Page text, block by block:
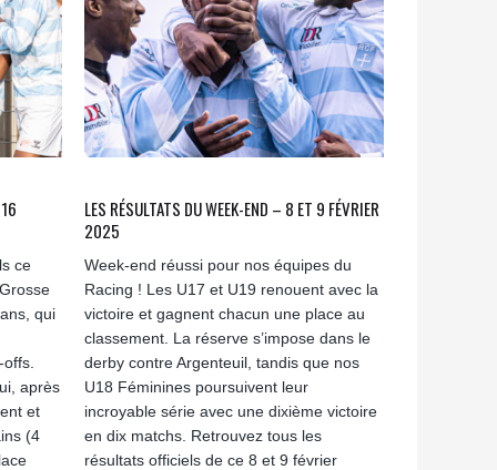
ce
qui
après
et
(4
LES RÉSULTATS DU WEEK-END – 8 ET 9 FÉVRIER
2025
Week-end réussi pour nos équipes du
Racing ! Les U17 et U19 renouent avec la
victoire et gagnent chacun une place au
classement. La réserve s’impose dans le
derby contre Argenteuil, tandis que nos
U18 Féminines poursuivent leur
incroyable série avec une dixième victoire
en dix matchs. Retrouvez tous les
résultats officiels de ce 8 et 9 février